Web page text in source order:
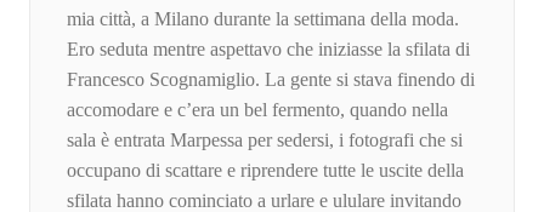
mia città, a Milano durante la settimana della moda.
Ero seduta mentre aspettavo che iniziasse la sfilata di
Francesco Scognamiglio. La gente si stava finendo di
accomodare e c’era un bel fermento, quando nella
sala è entrata Marpessa per sedersi, i fotografi che si
occupano di scattare e riprendere tutte le uscite della
sfilata hanno cominciato a urlare e ululare invitando